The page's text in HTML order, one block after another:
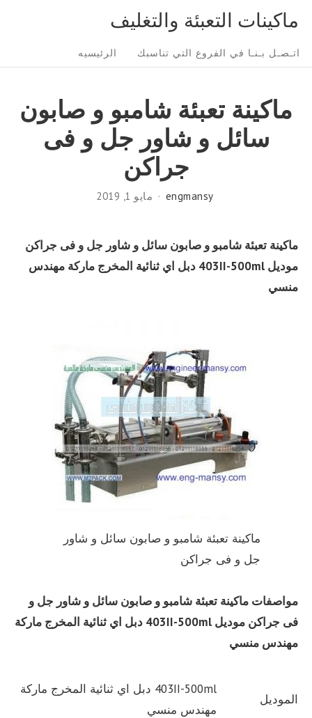
content
ماكينات التعبئة والتغليف
Site
Navigation
اتـصـل بـنـا في الفروع التي تناسبك الرئيسيه
ماكينة تعبئة شامبو و صابون
سائل و شاور جل و فى
جراكن
engmansy مايو 1, 2019
ماكينة تعبئة شامبو و صابون سائل و شاور جل و فى جراكن
موديل 403II-500ml دبل اي ثنائية المخرج ماركة مهندس
منسي
ماكينة تعبئة شامبو و صابون سائل و شاور
جل و فى جراكن
مواصفات ماكينة تعبئة شامبو و صابون سائل و شاور جل و
فى جراكن موديل 403II-500ml دبل اي ثنائية المخرج ماركة
مهندس منسي
الموديل
403II-500ml دبل اي ثنائية المخرج ماركة
مهندس منسي